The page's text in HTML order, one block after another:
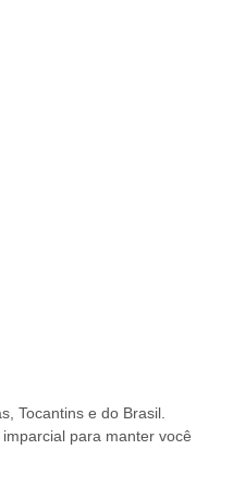
Tocantins e do Brasil.
para manter você